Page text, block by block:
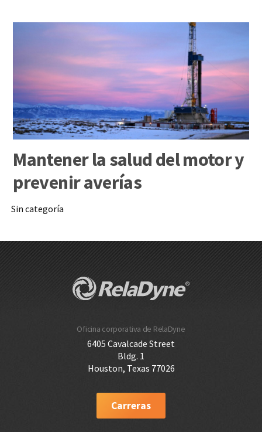
Mantener la salud del motor y
prevenir averías
Sin categoría
Oficina corporativa de RelaDyne
6405 Cavalcade Street
Bldg. 1
Houston, Texas 77026
Carreras